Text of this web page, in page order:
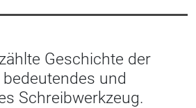
Geschichte der
und
Schreibwerkzeug.